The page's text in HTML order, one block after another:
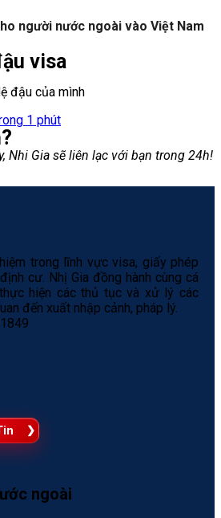
người nước ngoài vào Việt Nam
visa
đậu của mình
1 phút
Nhi Gia sẽ liên lạc với bạn trong 24h!
trong lĩnh vực visa, giấy phép
cư. Nhị Gia đồng hành cùng cá
hiện các thủ tục và xử lý các
đến xuất nhập cảnh, pháp lý.
ngoài